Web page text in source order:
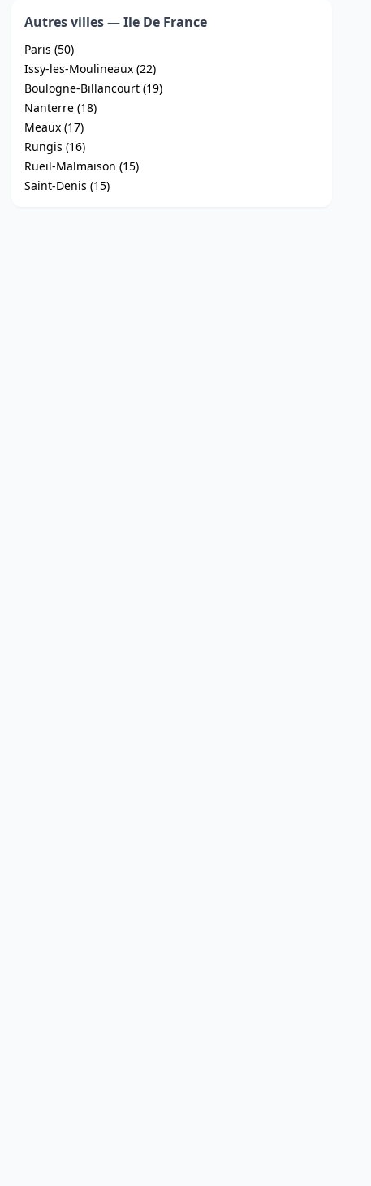
Autres villes — Ile De France
Paris (50)
Issy-les-Moulineaux (22)
Boulogne-Billancourt (19)
Nanterre (18)
Meaux (17)
Rungis (16)
Rueil-Malmaison (15)
Saint-Denis (15)